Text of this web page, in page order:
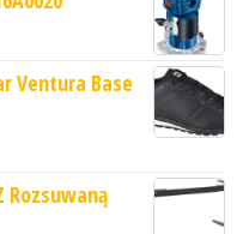
Ventura Base
Rozsuwaną